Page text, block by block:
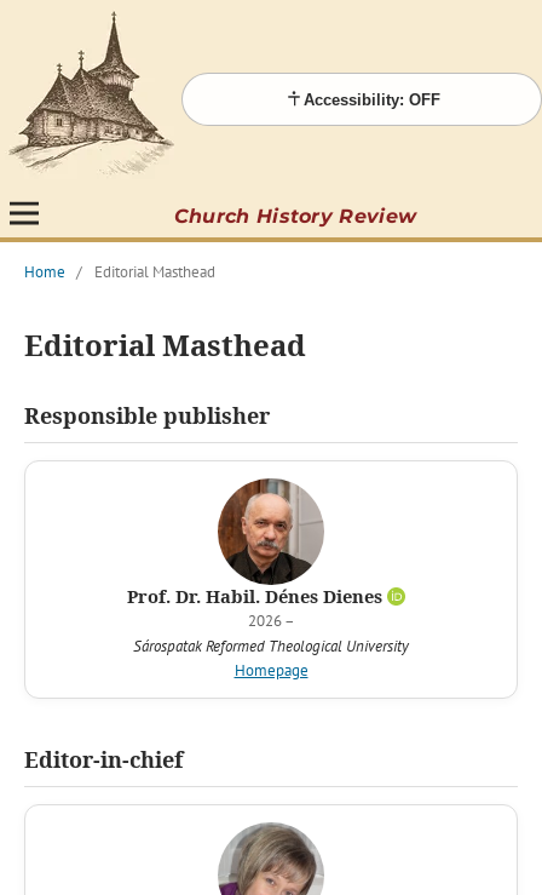
Accessibility: OFF
Church History Review
Home / Editorial Masthead
Editorial Masthead
Responsible publisher
Prof. Dr. Habil. Dénes Dienes
2026 –
Sárospatak Reformed Theological University
Homepage
Editor-in-chief